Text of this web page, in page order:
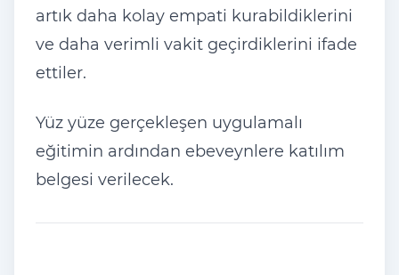
artık daha kolay empati kurabildiklerini
ve daha verimli vakit geçirdiklerini ifade
ettiler.
Yüz yüze gerçekleşen uygulamalı
eğitimin ardından ebeveynlere katılım
belgesi verilecek.